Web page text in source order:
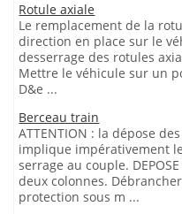
Rotule axiale
Le remplacement de la
direction en place sur le
desserrage des rotules
Mettre le véhicule sur un
D&e ...
Berceau train
ATTENTION : la dépose
implique impérativement
serrage au couple.
deux colonnes.
protection sous m ...